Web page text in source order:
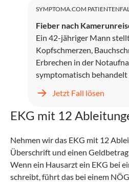
SYMPTOMA.COM
Fieber nach
Ein 42-jähriger Mann
Kopfschmerzen,
Erbrechen in der
symptomatisch behandelt
kehrt jedoch zwei Tage
unstillbarem Erbrechen,
progredientem Fieber
Jetzt Fall lösen
EKG mit 12
Nehmen wir das EKG mit 12
Überschrift und einen
Wenn ein Hausarzt ein EKG bei
schreibt, führt das bei einem